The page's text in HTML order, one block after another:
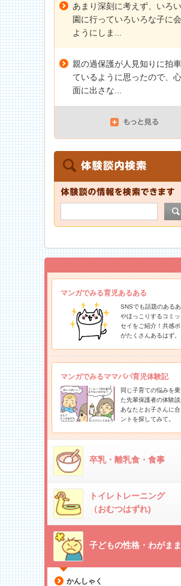
あまり深刻に考えず、いろ
園に行っていろいろな子に
ようにしま...
親の過保護が人見知りに拍
ているように思ったので、
面に出さな...
マンガでみる育児あるある
SNSでも話題のある
やほっこりするコミ
セイをご紹介！共感ポ
がたくさんあるはず。
マンガでみるママパパ育児体験記
同じ子育ての悩みを乗
た先輩保護者の体験談
あなたとお子さんに合
ントを探してみて。
卒乳・離乳食・食事
トイレトレーニング
（おむつはずれ)
子どもの性格・わがまま
かんしゃく